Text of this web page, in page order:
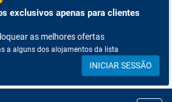
exclusivos apenas para clientes
as melhores ofertas
a alguns dos alojamentos da lista
INICIAR SESSÃO